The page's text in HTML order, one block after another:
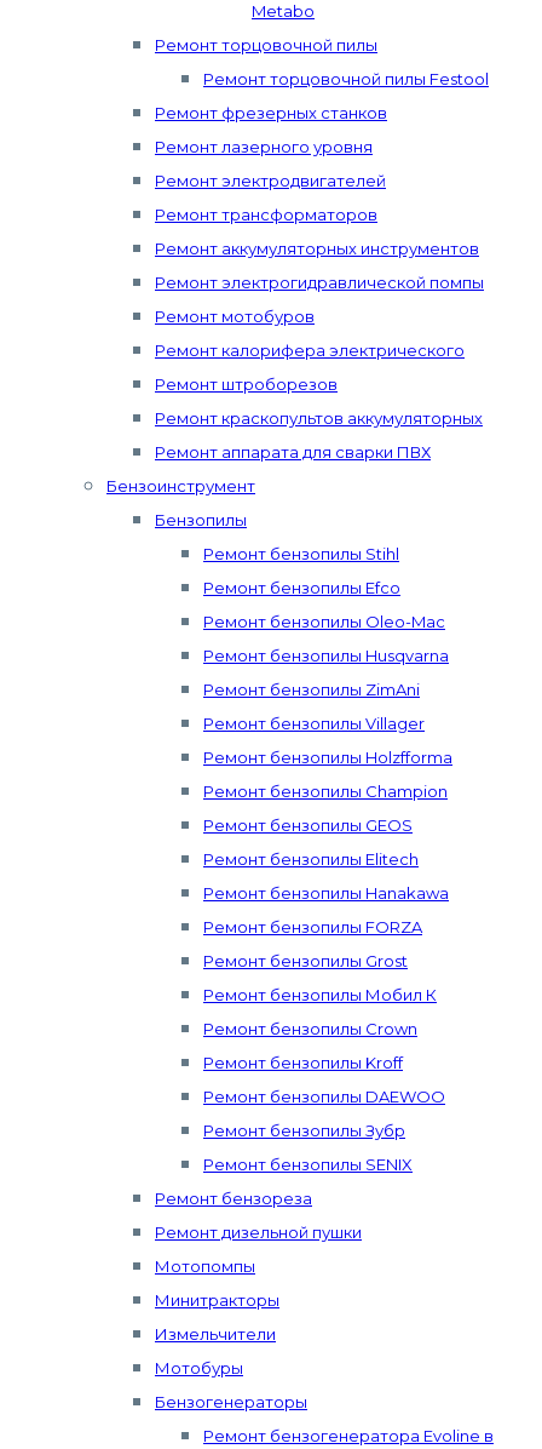
Metabo
Ремонт торцовочной пилы
Ремонт торцовочной пилы Festool
Ремонт фрезерных станков
Ремонт лазерного уровня
Ремонт электродвигателей
Ремонт трансформаторов
Ремонт аккумуляторных инструментов
Ремонт электрогидравлической помпы
Ремонт мотобуров
Ремонт калорифера электрического
Ремонт штроборезов
Ремонт краскопультов аккумуляторных
Ремонт аппарата для сварки ПВХ
Бензоинструмент
Бензопилы
Ремонт бензопилы Stihl
Ремонт бензопилы Efco
Ремонт бензопилы Oleo-Mac
Ремонт бензопилы Husqvarna
Ремонт бензопилы ZimAni
Ремонт бензопилы Villager
Ремонт бензопилы Holzfforma
Ремонт бензопилы Champion
Ремонт бензопилы GEOS
Ремонт бензопилы Elitech
Ремонт бензопилы Hanakawa
Ремонт бензопилы FORZA
Ремонт бензопилы Grost
Ремонт бензопилы Мобил К
Ремонт бензопилы Crown
Ремонт бензопилы Kroff
Ремонт бензопилы DAEWOO
Ремонт бензопилы Зубр
Ремонт бензопилы SENIX
Ремонт бензореза
Ремонт дизельной пушки
Мотопомпы
Минитракторы
Измельчители
Мотобуры
Бензогенераторы
Ремонт бензогенератора Evoline в